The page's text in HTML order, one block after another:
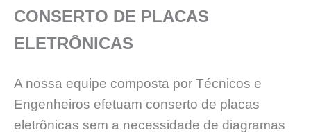
CONSERTO DE PLACAS
ELETRÔNICAS
A nossa equipe composta por Técnicos e
Engenheiros efetuam conserto de placas
eletrônicas sem a necessidade de diagramas